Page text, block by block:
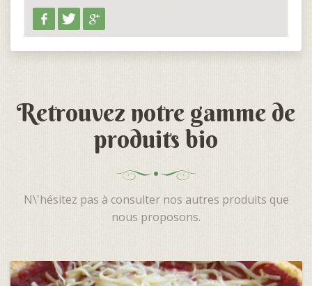
Retrouvez notre gamme de
produits bio
N\'hésitez pas à consulter nos autres produits que
nous proposons.